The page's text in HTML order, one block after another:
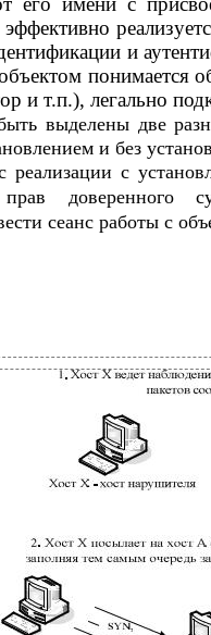
и
понимается
и т.п.), легально
выделены две
и без
реализации с
доверенного
сеанс работы с